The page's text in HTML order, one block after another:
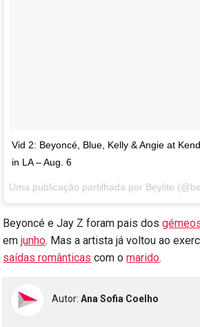
Vid 2: Beyoncé, Blue, Kelly & Angie at
in LA – Aug. 6
Uma publicação partilhada por Beylite
Beyoncé e Jay Z foram pais dos
emjunho. Mas a artista já voltou ao
saídas românticas com omarido.
Autor:Ana Sofia Coelho